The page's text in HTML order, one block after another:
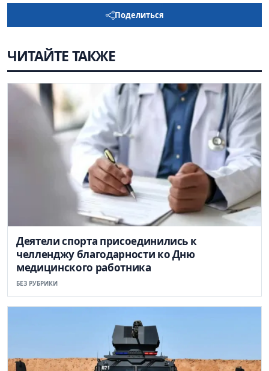
Поделиться
ЧИТАЙТЕ ТАКЖЕ
Деятели спорта присоединились к
челленджу благодарности ко Дню
медицинского работника
БЕЗ РУБРИКИ